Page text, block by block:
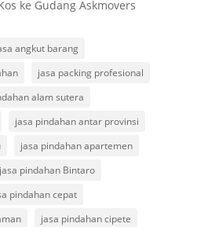
ke Gudang Askmovers
angkut barang
jasa packing profesional
alam sutera
jasa pindahan antar provinsi
jasa pindahan apartemen
jasa pindahan Bintaro
pindahan cepat
jasa pindahan cipete